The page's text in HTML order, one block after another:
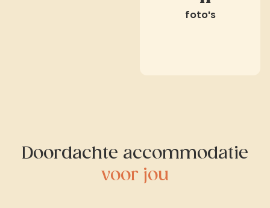
foto's
Doordachte accommodatie
voor jou